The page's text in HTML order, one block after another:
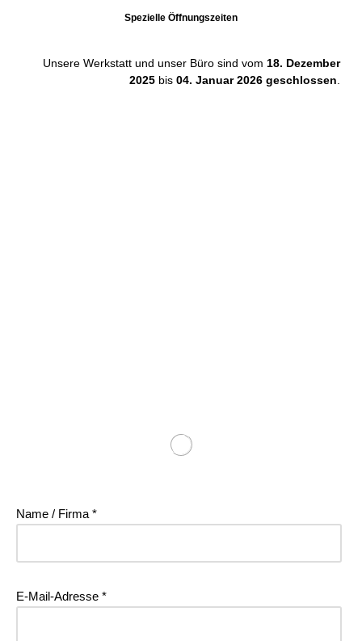
Spezielle Öffnungszeiten
Unsere Werkstatt und unser Büro sind vom18. Dezember
2025 bis04. Januar 2026 geschlossen.
Name / Firma *
E-Mail-Adresse *